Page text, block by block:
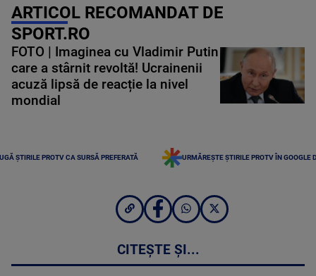
ARTICOL RECOMANDAT DE
SPORT.RO
FOTO | Imaginea cu Vladimir Putin
care a stârnit revoltă! Ucrainenii
acuză lipsă de reacție la nivel
mondial
ȘTIRILE PROTV CA SURSĂ PREFERATĂ URMĂREȘTE ȘTIRILE PROTV ÎN GOOGLE
CITEȘTE ȘI...